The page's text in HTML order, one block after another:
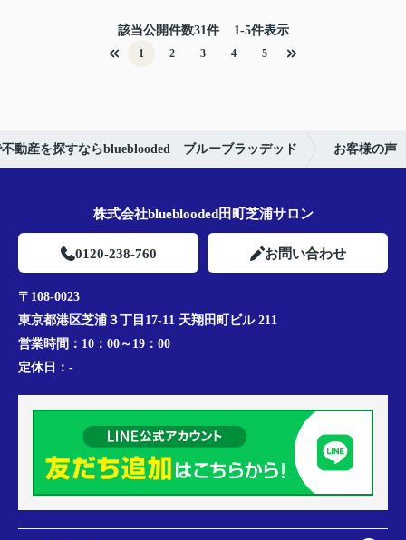
該当公開件数31件1-5件表示
1 2 3 4 5
動産を探すならblueblooded ブルーブラッデッド お客様の声
株式会社blueblooded田町芝浦サロン
0120-238-760 お問い合わせ
〒108-0023
東京都港区芝浦３丁目17-11 天翔田町ビル 211
営業時間： 10：00～19：00
定休日： -